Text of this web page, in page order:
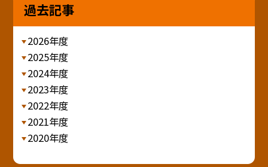
過去記事
2026年度
2025年度
2024年度
2023年度
2022年度
2021年度
2020年度